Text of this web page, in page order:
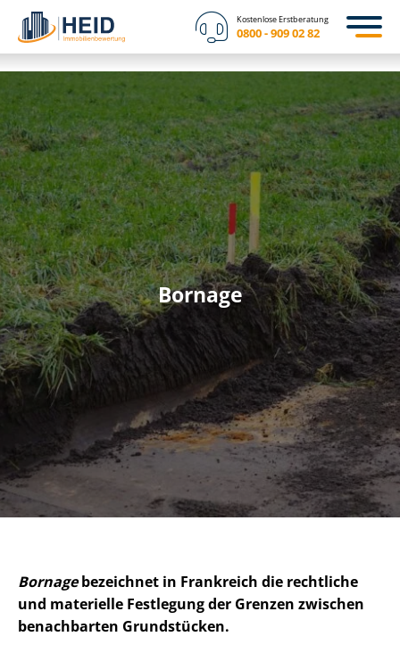
Kostenlose Erstberatung
0800 - 909 02 82
Bornage
Bornagebezeichnet in Frankreich die rechtliche
und materielle Festlegung der Grenzen zwischen
benachbarten Grundstücken.